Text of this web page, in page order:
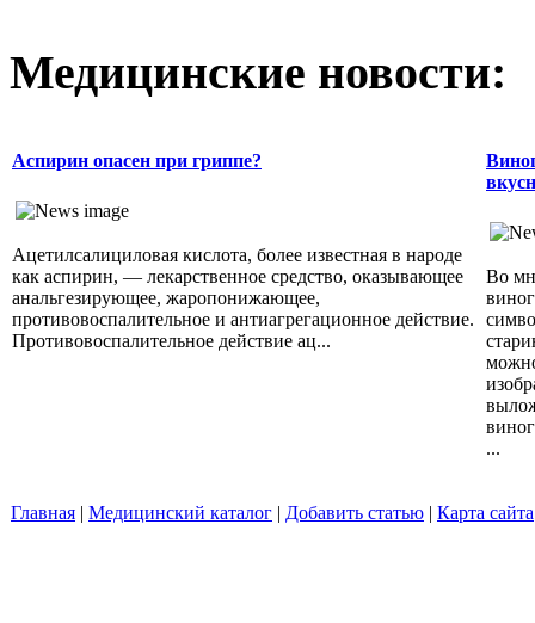
Медицинские новости:
Аспирин опасен при гриппе?
Ацетилсалициловая кислота, более известная в народе
как аспирин, — лекарственное средство, оказывающее
анальгезирующее, жаропонижающее,
противовоспалительное и антиагрегационное действие.
Противовоспалительное действие ац...
Во
...
Главная | Медицинский каталог | Добавить статью | Карта сайта